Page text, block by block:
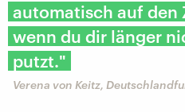
automatisch auf den
wenn du dir länger
putzt."
Verena von Keitz,